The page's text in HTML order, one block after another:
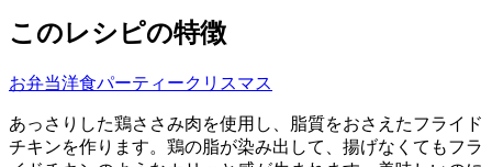
このレシピの特徴
お弁当洋食パーティークリスマス
あっさりした鶏ささみ肉を使用し、脂質をおさえたフライド
チキンを作ります。鶏の脂が染み出して、揚げなくてもフラ